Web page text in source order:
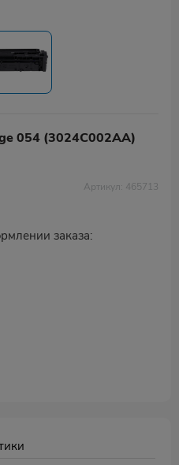
054 (3024C002AA)
Артикул: 465713
заказа: